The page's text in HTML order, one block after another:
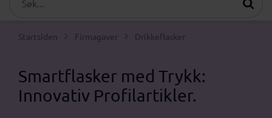
Startsiden Firmagaver Drikkeflasker
Smartflasker med Trykk:
Innovativ Profilartikler.